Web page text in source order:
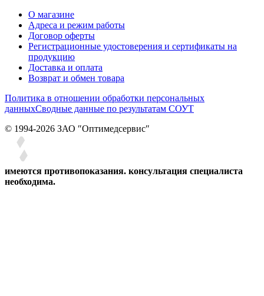
О магазине
Адреса и режим работы
Договор оферты
Регистрационные удостоверения и сертификаты на
продукцию
Доставка и оплата
Возврат и обмен товара
Политика в отношении обработки персональных
данныхСводные данные по результатам СОУТ
© 1994-2026 ЗАО ″Оптимедсервис″
имеются противопоказания. консультация специалиста
необходима.